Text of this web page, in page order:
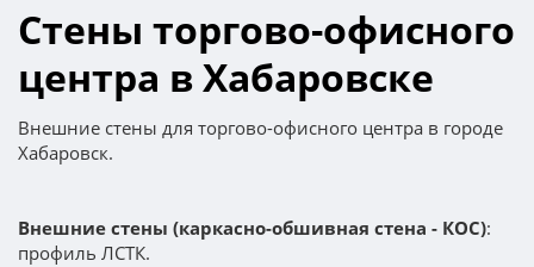
Стены торгово-офисного
центра в Хабаровске
Внешние стены для торгово-офисного центра в городе
Хабаровск.
Внешние стены (каркасно-обшивная стена - КОС):
профиль ЛСТК.